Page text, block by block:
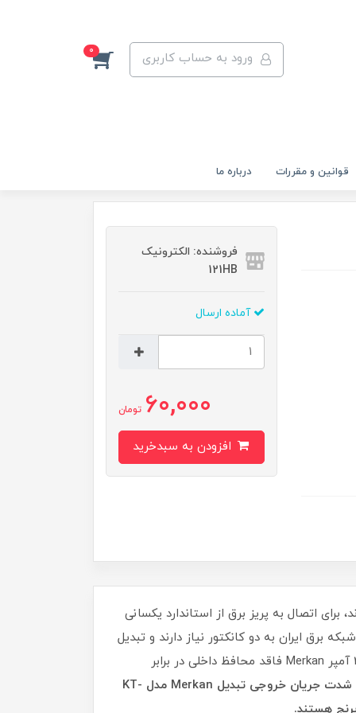
ورود به حساب کاربری 0
قوانين و مقررات درباره ما
فروشنده: الکترونیک
121HB
آماده ارسال
60,000 تومان
برای اتصال به پریز برق از استاندارد یکسانی
برق ایران به دو کانکتور نیاز دارند و تبدیل
سه به دو برق ۲۰ آمپر Merkan انواع دو شاخه و سه شاخه‌ها را به استاندارد ايران تبديل مي‌كند. تبدیل سه به دو برق ۲۰ آمپر Merkan فاقد محافظ داخلی در برابر
حداکثر شدت جریان خروجی تبدیل Merkan مدل KT-
هستند.